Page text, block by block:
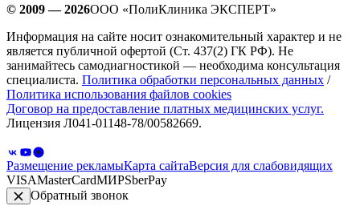
© 2009 — 2026ООО «ПолиКлиника ЭКСПЕРТ»
Информация на сайте носит ознакомительный характер и не
является публичной офертой (Ст. 437(2) ГК РФ). Не
занимайтесь самодиагностикой — необходима консультация
специалиста. Политика обработки персональных данных /
Политика использования файлов cookies
Договор на предоставление платных медицинских услуг.
Лицензия Л041-01148-78/00582669.
Размещение рекламыКарта сайтаВерсия для слабовидящих
VISAMasterCardМИРSberPay
Обратный звонок